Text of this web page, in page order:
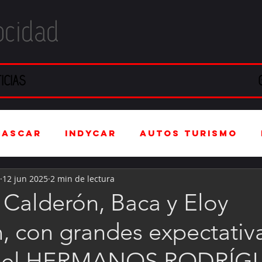
IndyCar Autos Turismo
Automotriz
Kartismo Rally FIA
Baca y Eloy
con grandes
12 jun 2025 2 min de lectura